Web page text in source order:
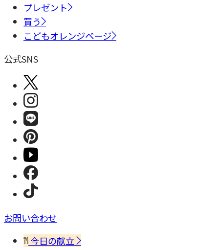
プレゼント
買う
こどもオレンジページ
公式SNS
お問い合わせ
今日の献立